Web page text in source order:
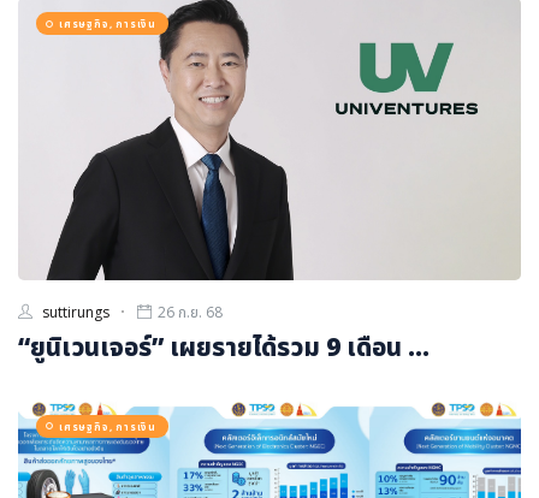
ภาษาจีน
เศรษฐกิจ, การเงิน
suttirungs 26 ก.ย. 68
“ยูนิเวนเจอร์” เผยรายได้รวม 9 เดือน ...
เศรษฐกิจ, การเงิน